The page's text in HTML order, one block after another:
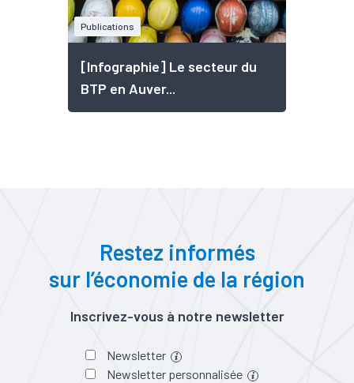
Publications
[Infographie] Le secteur du
BTP en Auver...
Restez informés
sur l’économie de la région
Inscrivez-vous à notre newsletter
Newsletter
Newsletter personnalisée